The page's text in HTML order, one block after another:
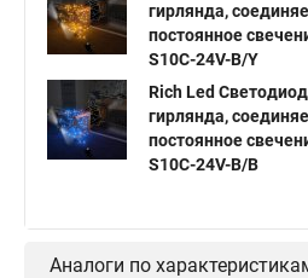
Светодиодные лампы светодиодная
Светодиодные нити в лампах
Гирлянды светодиодные нити
Светодиодные нити 10 м
Светодиодный нить Гирлянды
Светодиодные нити гирлянды
гирлянда,
постоянное
S10C-24V-B/Y
Rich Led
гирлянда,
постоянное
S10C-24V-B/B
Аналоги по